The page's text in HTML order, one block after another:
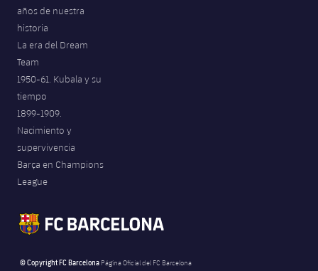
años de nuestra
historia
La era del Dream
Team
1950-61. Kubala y su
tiempo
1899-1909.
Nacimiento y
supervivencia
Barça en Champions
League
© Copyright FC Barcelona Página Oficial del FC Barcelona